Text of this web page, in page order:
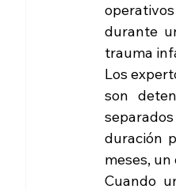
durante
trauma
Los
son
duración
meses,
Cuando